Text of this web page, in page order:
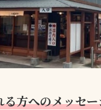
る方へのメッセ